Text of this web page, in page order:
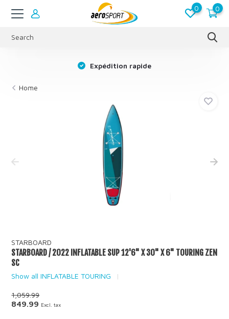
0 0
Expédition rapide
Home
STARBOARD
STARBOARD / 2022 INFLATABLE SUP 12'6" X 30" X 6" TOURING ZEN
SC
Show all INFLATABLE TOURING
1,059.99
849.99 Excl. tax